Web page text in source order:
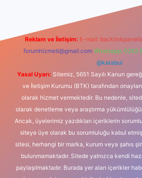
Reklam ve İletişim: E-mail:
forumhizmeti@gmail.com Whatsapp: 0262
@karabul
Yasal Uyarı: Sitemiz, 5651 Sayılı Kanun
ve İletişim Kurumu (BTK) tarafından
olarak hizmet vermektedir. Bu nedenle,
olarak denetleme veya araştırma
Ancak, üyelerimiz yazdıkları içeriklerin
siteye üye olarak bu sorumluluğu kabul etmiş
sitesi, herhangi bir marka, kurum veya şahıs
bulunmamaktadır. Sitede yalnızca kendi
paylaşılmaktadır. Burada yer alan içerikler